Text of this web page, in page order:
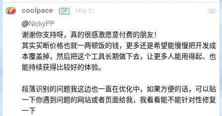
62
coolpace OP May 21
@NickyPP
谢谢你支持呀，真的很感激愿意付费的朋友！
其实买断价格也就一两顿饭的钱，更多还是希望能慢慢把开发成
本覆盖掉，然后把这个工具长期做下去，让更多人能用得起、也
能持续获得比较好的体验。
段落识别的问题我这边也一直在优化中，如果方便的话，可以贴
一下你遇到问题的网站或者页面给我，我看看能不能针对性修复
一下